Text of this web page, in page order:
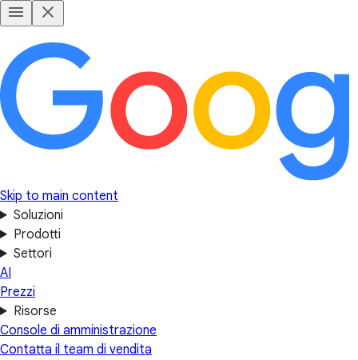
Skip to main content
Soluzioni
Prodotti
Settori
AI
Prezzi
Risorse
Console di amministrazione
Contatta il team di vendita